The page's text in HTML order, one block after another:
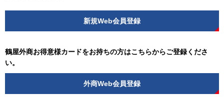
新規Web会員登録
鶴屋外商お得意様カードをお持ちの方はこちらからご登録くださ
い。
外商Web会員登録